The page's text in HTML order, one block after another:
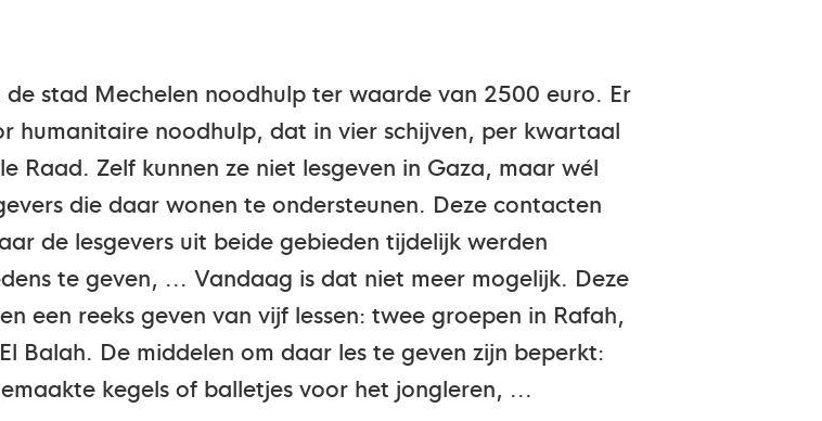
stad Mechelen noodhulp ter waarde van 2500 euro. Er
humanitaire noodhulp, dat in vier schijven, per kwartaal
Raad. Zelf kunnen ze niet lesgeven in Gaza, maar wél
die daar wonen te ondersteunen. Deze contacten
de lesgevers uit beide gebieden tijdelijk werden
te geven, ... Vandaag is dat niet meer mogelijk. Deze
een reeks geven van vijf lessen: twee groepen in Rafah,
Balah. De middelen om daar les te geven zijn beperkt:
kegels of balletjes voor het jongleren, ...